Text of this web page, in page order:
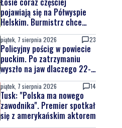
pojawiają się na Półwyspie
Helskim. Burmistrz chce
nowych znaków drogowych
piątek, 7 sierpnia 2026 23
Policyjny pościg w powiecie
puckim. Po zatrzymaniu
wyszło na jaw dlaczego 22-
latek uciekał
piątek, 7 sierpnia 2026 14
Tusk: "Polska ma nowego
zawodnika". Premier spotkał
się z amerykańskim aktorem